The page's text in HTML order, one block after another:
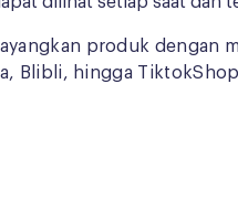
produk dengan
Blibli, hingga